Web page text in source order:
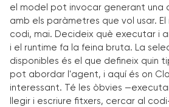
el model pot invocar generant una
amb els paràmetres que vol usar.
codi, mai. Decideix què executar i
i el runtime fa la feina bruta. La
disponibles és el que defineix quin
pot abordar l'agent, i aquí és on
interessant. Té les òbvies
llegir i escriure fitxers, cercar al